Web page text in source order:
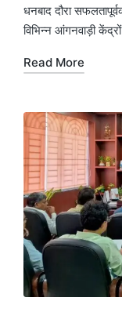
धनबाद दौरा
विभिन्न आंगनवाड़ी
Read More